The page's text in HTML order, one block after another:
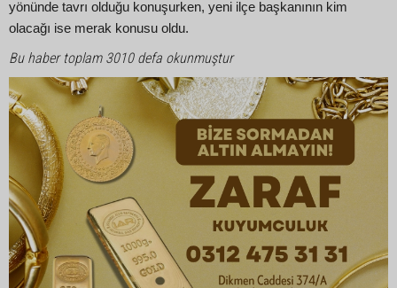
yönünde tavrı olduğu konuşurken, yeni ilçe başkanının kim
olacağı ise merak konusu oldu.
Bu haber toplam 3010 defa okunmuştur